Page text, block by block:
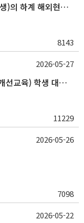
인문대학 석·박사과정생 및 수료생(연구생)의 하계 해외현지조사 경비 지원 안내
8143
2026년 법정의무교육(사회적 장애인식개선교육) 학생 대상 온라인 콘텐츠 변경 안내
11229
2026-05-27
7098
2026-05-26
2026-05-22